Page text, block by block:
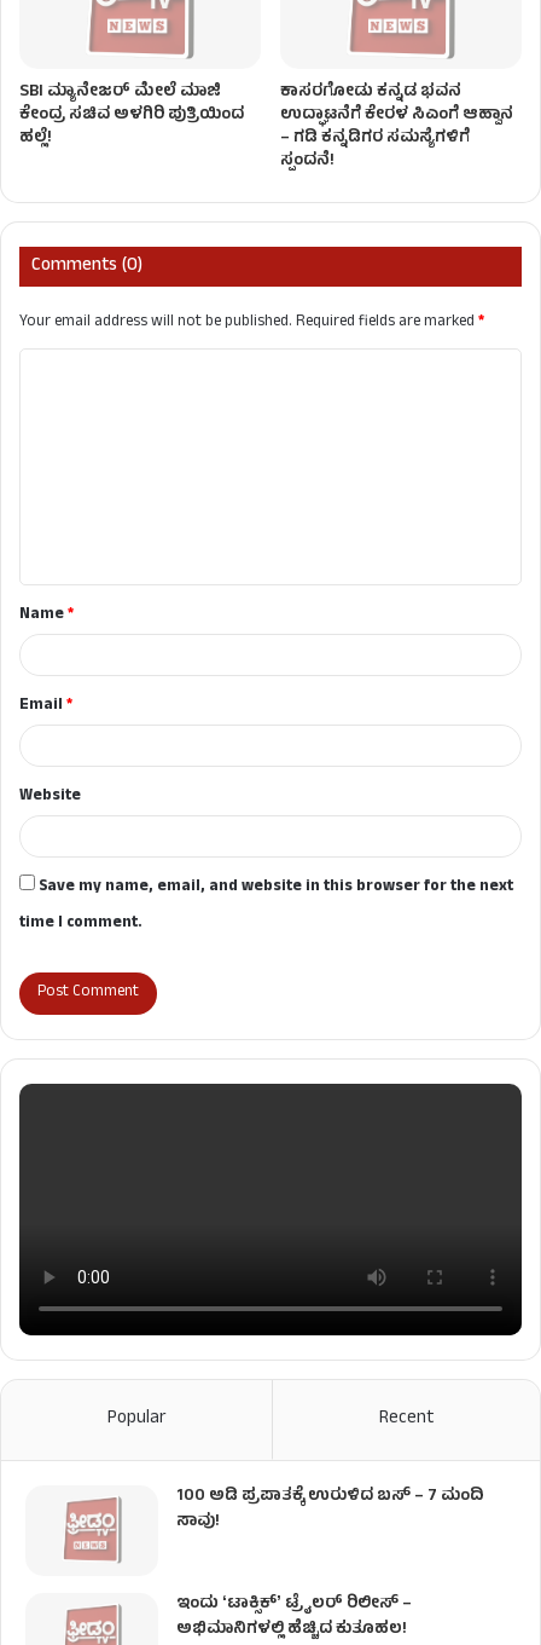
SBI ಮ್ಯಾನೇಜರ್‌ ಮೇಲೆ ಮಾಜಿ
ಕೇಂದ್ರ ಸಚಿವ ಅಳಗಿರಿ ಪುತ್ರಿಯಿಂದ
ಹಲ್ಲೆ!
ಕಾಸರಗೋಡು ಕನ್ನಡ ಭವನ
ಉದ್ಘಾಟನೆಗೆ ಕೇರಳ ಸಿಎಂಗೆ ಆಹ್ವಾನ
– ಗಡಿ ಕನ್ನಡಿಗರ ಸಮಸ್ಯೆಗಳಿಗೆ
ಸ್ಪಂದನೆ!
Comments (0)
Your email address will not be published.Required fields are marked*
t
*Name*
Email*
Website
Save my name, email, and website in this browser for the next
time I comment.
Popular Recent
100 ಅಡಿ ಪ್ರಪಾತಕ್ಕೆ ಉರುಳಿದ ಬಸ್‌ – 7 ಮಂದಿ
ಸಾವು!
ಇಂದು ʻಟಾಕ್ಸಿಕ್ʼ ಟ್ರೈಲರ್ ರಿಲೀಸ್‌ –
ಅಭಿಮಾನಿಗಳಲ್ಲಿ ಹೆಚ್ಚಿದ ಕುತೂಹಲ!